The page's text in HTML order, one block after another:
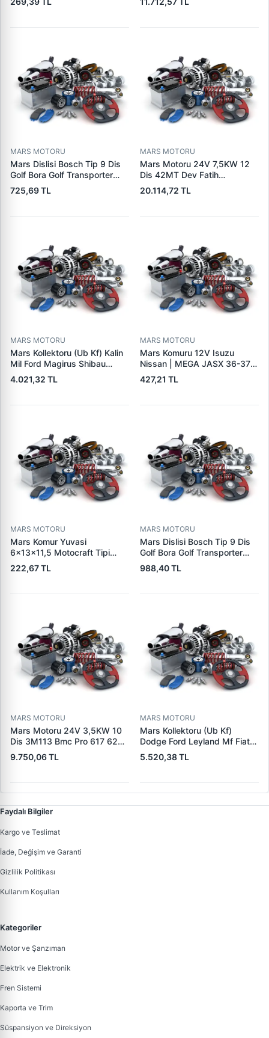
| OEM 97VB11000AA
7x1955
MARS MOTORU
Mars Dislisi Bosch Tip 9 Dis
Golf Bora Golf Transporter
Seat Skoda (15713) | ZEN
1108 | OEM 1072156
725,69 TL
MARS MOTORU
Mars Motoru 24V 7,5KW 12
Dis 42MT Dev Fatih
Cat,140H, 963B Cummins
L10,Qsc John Deere
LES0313 | OEM 0R2186
20.114,72 TL
MARS MOTORU
Mars Kollektoru (Ub Kf) Kalin
Mil Ford Magirus Shibau
TM30 Steyr | MAKO
72313641 | OEM 72313641
4.021,32 TL
MARS MOTORU
Mars Komuru 12V Isuzu
Nissan | MEGA JASX 36-37 |
OEM JASX36-37
427,21 TL
MARS MOTORU
Mars Komur Yuvasi
6×13×11,5 Motocraft Tipi
Ford Ranger Focus Fiesta
Connect (FO0731
5L8Z11000AC) | PARS PRS-
222,67 TL
MARS MOTORU
Mars Dislisi Bosch Tip 9 Dis
Golf Bora Golf Transporter
Seat Skoda (15713) | ZEN
1480 | OEM 1011480
988,40 TL
MARS MOTORU
Mars Motoru 24V 3,5KW 10
Dis 3M113 Bmc Pro 617 620
(619 240 36 619 240 46
Yerine) | LUCAS 619 241 46
9.750,06 TL
MARS MOTORU
Mars Kollektoru (Ub Kf)
Dodge Ford Leyland Mf Fiat
Trans | MAKO 72313941 |
OEM 72313941
5.520,38 TL
Faydalı Bilgiler
Kargo ve Teslimat
İade, Değişim ve Garanti
Gizlilik Politikası
Kullanım Koşulları
Kategoriler
Motor ve Şanzıman
Elektrik ve Elektronik
Fren Sistemi
Kaporta ve Trim
Süspansiyon ve Direksiyon